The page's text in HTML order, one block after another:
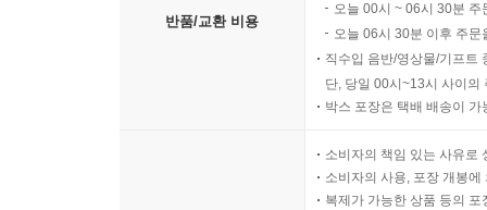
반품/교환 비용
오늘 00시 ~ 06시 30분
오늘 06시 30분 이후 주
직수입 음반/영상물/기프트
단, 당일 00시~13시 사이의
박스 포장은 택배 배송이
소비자의 책임 있는 사유로
소비자의 사용, 포장 개봉
복제가 가능한 상품 등의